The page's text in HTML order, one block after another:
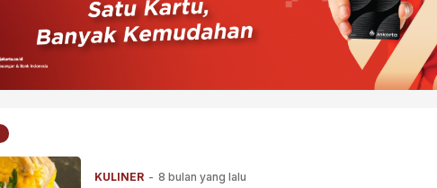
KULINER - 8 bulan yang lalu